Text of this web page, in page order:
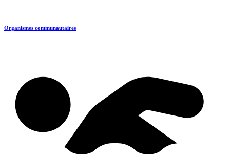
Organismes communautaires